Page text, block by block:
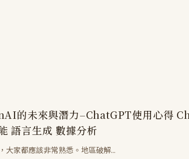
的未來與潛力–ChatGPT使用心得
語言生成 數據分析
大家都應該非常熟悉。地區破解...